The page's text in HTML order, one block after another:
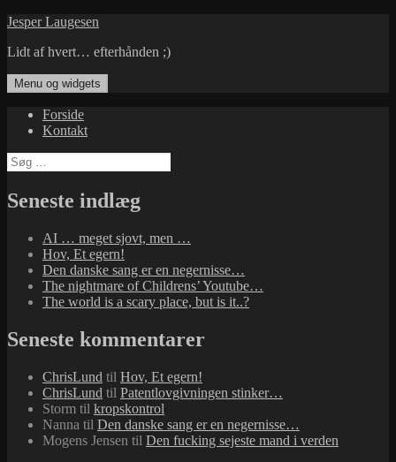
Hop
indhold
Jesper Laugesen
Lidt af hvert… efterhånden ;)
Menu og widgets
Forside
Kontakt
Søg
efter:
Seneste indlæg
AI … meget sjovt, men …
Hov, Et egern!
Den danske sang er en negernisse…
The nightmare of Childrens’ Youtube…
The world is a scary place, but is it..?
Seneste kommentarer
ChrisLund til Hov, Et egern!
ChrisLund til Patentlovgivningen stinker…
Storm til kropskontrol
Nanna til Den danske sang er en negernisse…
Mogens Jensen til Den fucking sejeste mand i verden